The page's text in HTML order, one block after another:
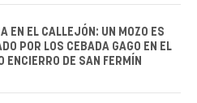
EN EL CALLEJÓN: UN MOZO ES
POR LOS CEBADA GAGO EN EL
ENCIERRO DE SAN FERMÍN